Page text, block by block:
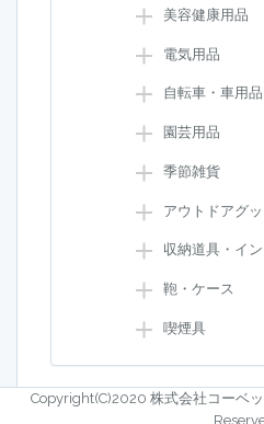
美容健康用品
電気用品
自転車・車用品
園芸用品
季節雑貨
アウトドアグ
収納道具・イ
鞄・ケース
喫煙具
Copyright(C)2020 株式会社コーベ